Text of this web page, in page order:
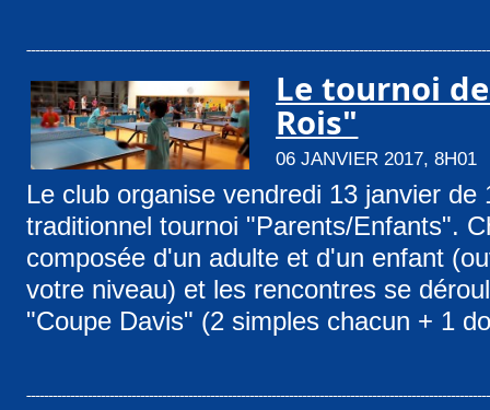
Le tournoi
Rois"
06 JANVIER 2017, 8H01
Le club organise vendredi 13 janvier de
traditionnel tournoi "Parents/Enfants".
composée d'un adulte et d'un enfant
votre niveau) et les rencontres se
"Coupe Davis" (2 simples chacun + 1